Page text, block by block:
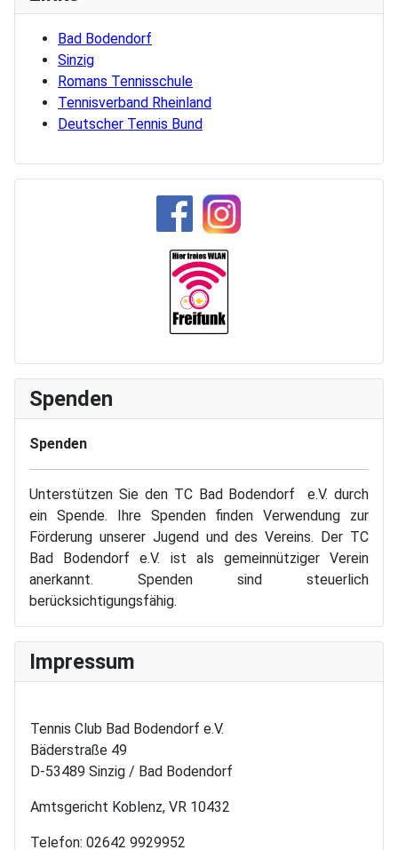
Bad Bodendorf
Sinzig
Romans Tennisschule
Tennisverband Rheinland
Deutscher Tennis Bund
Spenden
Spenden
Unterstützen Sie den TC Bad Bodendorf e.V. durch
ein Spende. Ihre Spenden finden Verwendung zur
Förderung unserer Jugend und des Vereins. Der TC
Bad Bodendorf e.V. ist als gemeinnütziger Verein
anerkannt. Spenden sind steuerlich
berücksichtigungsfähig.
Impressum
Tennis Club Bad Bodendorf e.V.
Bäderstraße 49
D-53489 Sinzig / Bad Bodendorf
Amtsgericht Koblenz, VR 10432
Telefon: 02642 9929952